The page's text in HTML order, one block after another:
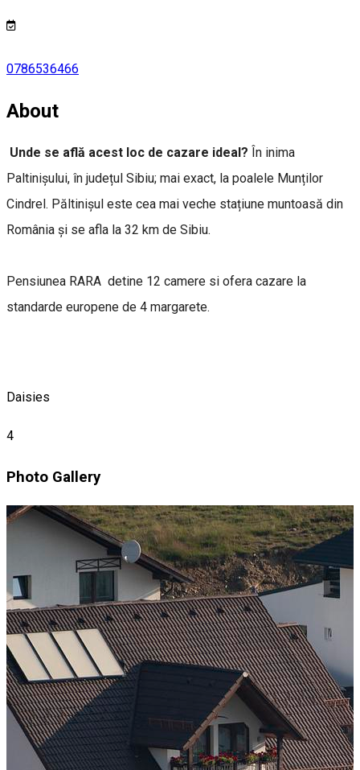
0786536466
About
Unde se află acest loc de cazare ideal? În inima
Paltinișului, în județul Sibiu; mai exact, la poalele Munților
Cindrel. Păltinișul este cea mai veche stațiune muntoasă din
România și se afla la 32 km de Sibiu.
Pensiunea RARA detine 12 camere si ofera cazare la
standarde europene de 4 margarete.
Daisies
4
Photo Gallery